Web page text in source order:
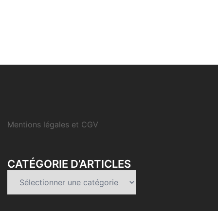
Mentions légales et CGV
CATÉGORIE D’ARTICLES